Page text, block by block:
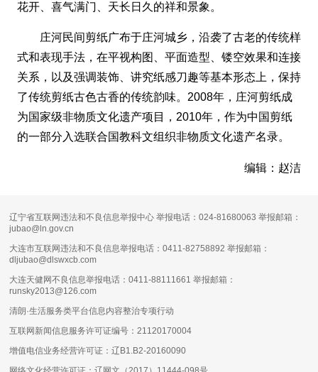
花开、喜气满门、天长日久的祥和景象。
庄河民间剪纸广布于庄河城乡，沿袭了古老的传统样
式和表现手法，在平视构图、平面造型、镂空效果和连接
关系，以及强调装饰、讲究纸感刀趣等基本形态上，保持
了传统剪纸古色古香的传统韵味。2008年，庄河剪纸成
为国家级非物质文化遗产项目，2010年，作为中国剪纸
的一部分入选联合国教科文组织非物质文化遗产名录。
编辑：赵洁
辽宁省互联网违法和不良信息举报中心 举报电话：024-81680063 举报邮箱：
jubao@ln.gov.cn
大连市互联网违法和不良信息举报电话：0411-82758892 举报邮箱：
dljubao@dlswxcb.com
大连天健网不良信息举报电话：0411-88111661 举报邮箱：
runsky2013@126.com
清朗·生活服务类平台信息内容整治专项行动
互联网新闻信息服务许可证编号： 21120170004
增值电信业务经营许可证：辽B1.B2-20160090